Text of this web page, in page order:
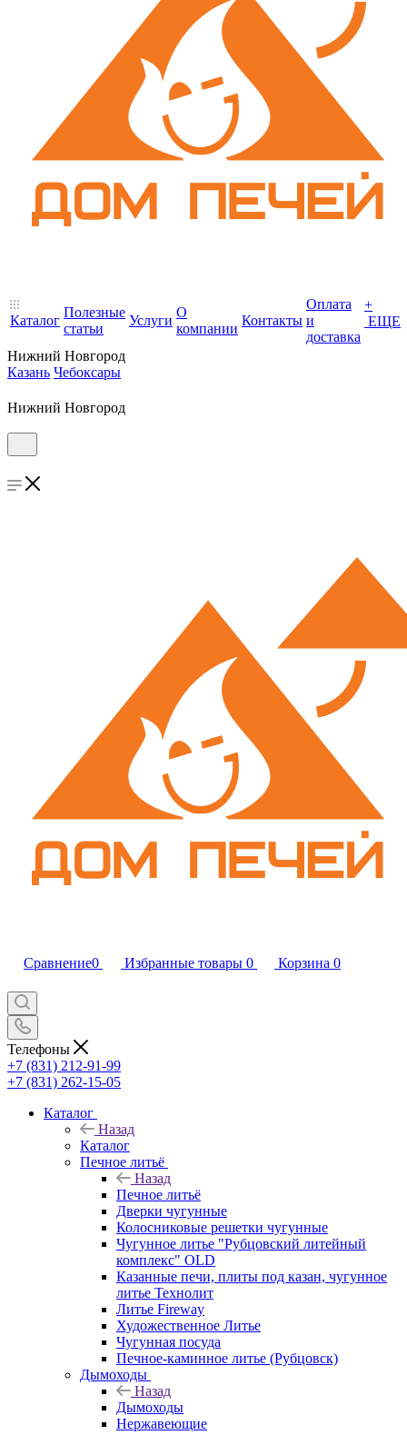
Каталог
Полезные
статьи
Услуги
О
компании
Контакты
Оплата
и
доставка
+
ЕЩЕ
Нижний Новгород
Казань Чебоксары
Нижний Новгород
Сравнение0 Избранные товары 0 Корзина 0
Телефоны
+7 (831) 212-91-99
+7 (831) 262-15-05
Каталог
Назад
Каталог
Печное литьё
Назад
Печное литьё
Дверки чугунные
Колосниковые решетки чугунные
Чугунное литье "Рубцовский литейный
комплекс" OLD
Казанные печи, плиты под казан, чугунное
литье Технолит
Литье Fireway
Художественное Литье
Чугунная посуда
Печное-каминное литье (Рубцовск)
Дымоходы
Назад
Дымоходы
Нержавеющие